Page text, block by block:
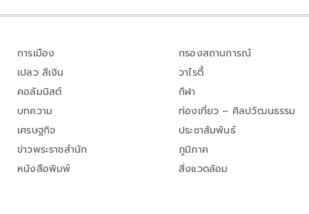
การเมือง
เปลว สีเงิน
คอลัมนิสต์
บทความ
เศรษฐกิจ
ข่าวพระราชสำนัก
หนังสือพิมพ์
กรองสถานการณ์
วาไรตี้
กีฬา
ท่องเที่ยว – ศิลปวัฒนธรรม
ประชาสัมพันธ์
ภูมิภาค
สิ่งแวดล้อม